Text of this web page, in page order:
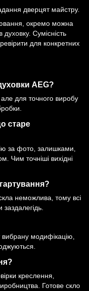
дверцят майстру.
окремо можна
духовку. Сумісність
для конкретних
AEG?
для точного виробу
старе
за фото, залишками,
Чим точніші вихідні
неможлива, тому всі
вибрану модифікацію,
креслення,
Готове скло